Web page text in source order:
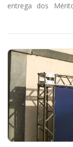
entrega dos